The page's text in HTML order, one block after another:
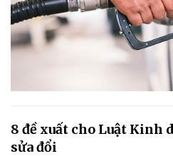
8 đề xuất cho Luật Kinh
sửa đổi